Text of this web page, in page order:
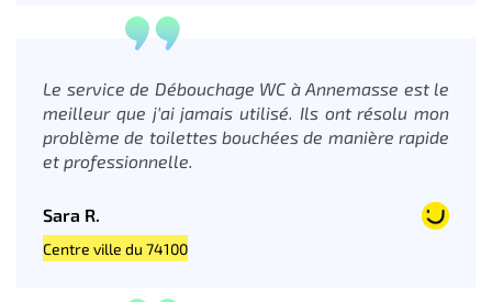
Le service de Débouchage WC à Annemasse est le
meilleur que j'ai jamais utilisé. Ils ont résolu mon
problème de toilettes bouchées de manière rapide
et professionnelle.
Sara R.
Centre ville du 74100